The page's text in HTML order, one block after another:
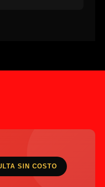
SIN COSTO